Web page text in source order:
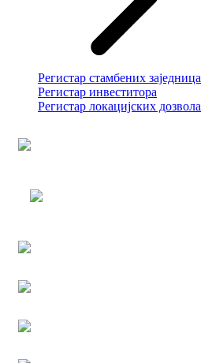
Регистар стамбених заједница
Регистар инвеститора
Регистар локацијских дозвола